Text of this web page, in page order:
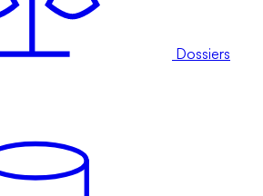
Dossiers